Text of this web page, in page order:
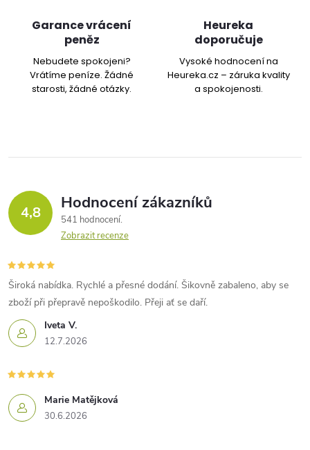
Garance vrácení
peněz
Nebudete spokojeni?
Vrátíme peníze. Žádné
starosti, žádné otázky.
Heureka
doporučuje
Vysoké hodnocení na
Heureka.cz – záruka kvality
a spokojenosti.
4,8 Hodnocení zákazníků
541 hodnocení
Zobrazit recenze
Iveta V.
12.7.2026
Široká nabídka. Rychlé a přesné dodání. Šikovně zabaleno, aby se
zboží při přepravě nepoškodilo. Přeji ať se daří.
Marie Matějková
30.6.2026